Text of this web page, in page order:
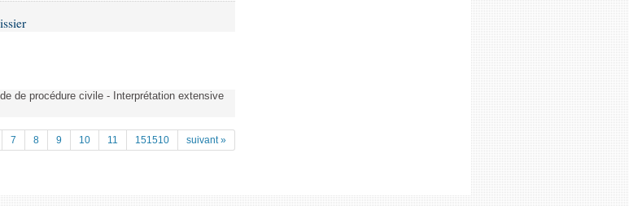
de procédure civile - Interprétation extensive
7 8 9 10 11 151510 suivant »